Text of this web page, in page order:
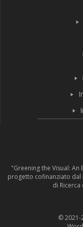
"Greening the Visual:
progetto cofinanziato dal
di Ricerca
© 2021-